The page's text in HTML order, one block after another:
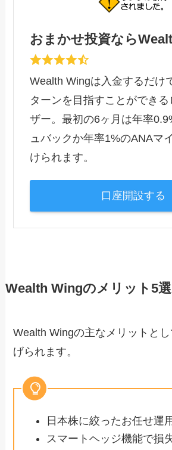
おまかせ投資なら
Wealth Wingは入金するだけ
ターンを目指すことができる
ザー。最初の6ヶ月は年率
ュバックか年率1%のANAマ
けられます。
口座開設する
Wealth Wingのメリット5選
Wealth Wingの主なメリットと
げられます。
日本株に絞ったお任せ運
スマートヘッジ機能で損